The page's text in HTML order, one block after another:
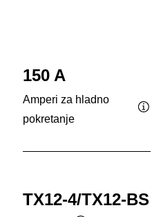
150 A
Amperi za hladno
pokretanje
TX12-4/TX12-BS